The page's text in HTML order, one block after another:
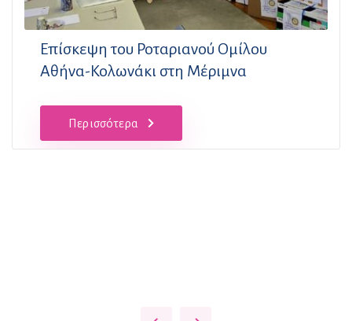
Επίσκεψη του Ροταριανού Ομίλου
Αθήνα-Κολωνάκι στη Μέριμνα
Περισσότερα